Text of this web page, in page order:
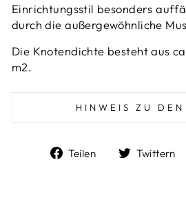
Einrichtungsstil besonders
durch die außergewöhnliche
Die Knotendichte besteht aus
m2.
HINWEIS ZU DEN
Teilen
Auf
Twittern